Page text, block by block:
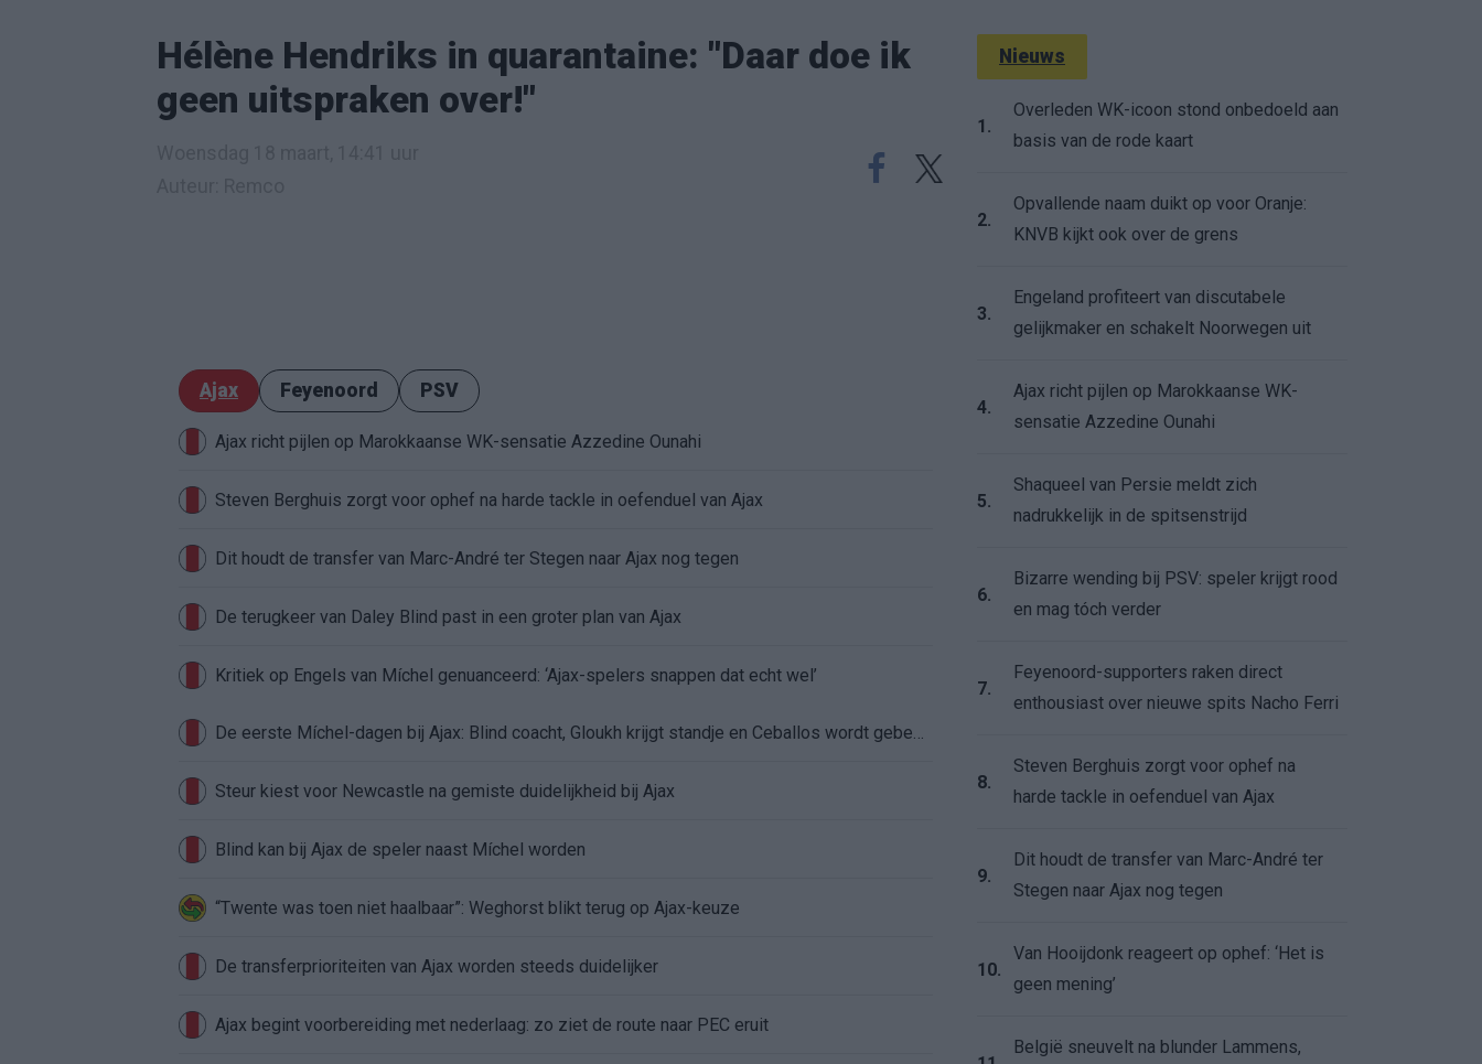
Hélène Hendriks in quarantaine: "Daar doe ik
geen uitspraken over!"
Ajax Feyenoord PSV
Ajax richt pijlen op Marokkaanse WK-sensatie Azzedine Ounahi
Steven Berghuis zorgt voor ophef na harde tackle in oefenduel van Ajax
Dit houdt de transfer van Marc-André ter Stegen naar Ajax nog tegen
De terugkeer van Daley Blind past in een groter plan van Ajax
Kritiek op Engels van Míchel genuanceerd: ‘Ajax-spelers snappen dat echt wel’
Steur kiest voor Newcastle na gemiste duidelijkheid bij Ajax
Blind kan bij Ajax de speler naast Míchel worden
“Twente was toen niet haalbaar”: Weghorst blikt terug op Ajax-keuze
De transferprioriteiten van Ajax worden steeds duidelijker
Ajax begint voorbereiding met nederlaag: zo ziet de route naar PEC eruit
Nieuws
1.
Overleden WK-icoon stond onbedoeld aan
basis van de rode kaart
2.
Opvallende naam duikt op voor Oranje:
KNVB kijkt ook over de grens
3.
Engeland profiteert van discutabele
gelijkmaker en schakelt Noorwegen uit
4.
Ajax richt pijlen op Marokkaanse WK-
sensatie Azzedine Ounahi
5.
Shaqueel van Persie meldt zich
nadrukkelijk in de spitsenstrijd
6.
Bizarre wending bij PSV: speler krijgt rood
en mag tóch verder
7.
Feyenoord-supporters raken direct
enthousiast over nieuwe spits Nacho Ferri
8.
Steven Berghuis zorgt voor ophef na
harde tackle in oefenduel van Ajax
9.
Dit houdt de transfer van Marc-André ter
Stegen naar Ajax nog tegen
10.
Van Hooijdonk reageert op ophef: ‘Het is
geen mening’
België sneuvelt na blunder Lammens,